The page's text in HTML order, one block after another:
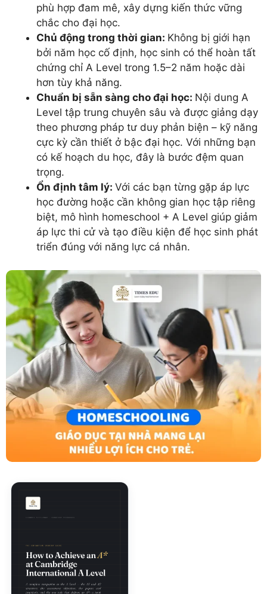
phù hợp đam mê, xây dựng kiến thức vững
chắc cho đại học.
Chủ động trong thời gian: Không bị giới hạn
bởi năm học cố định, học sinh có thể hoàn tất
chứng chỉ A Level trong 1.5–2 năm hoặc dài
hơn tùy khả năng.
Chuẩn bị sẵn sàng cho đại học: Nội dung A
Level tập trung chuyên sâu và được giảng dạy
theo phương pháp tư duy phản biện – kỹ năng
cực kỳ cần thiết ở bậc đại học. Với những bạn
có kế hoạch du học, đây là bước đệm quan
trọng.
Ổn định tâm lý: Với các bạn từng gặp áp lực
học đường hoặc cần không gian học tập riêng
biệt, mô hình homeschool + A Level giúp giảm
áp lực thi cử và tạo điều kiện để học sinh phát
triển đúng với năng lực cá nhân.